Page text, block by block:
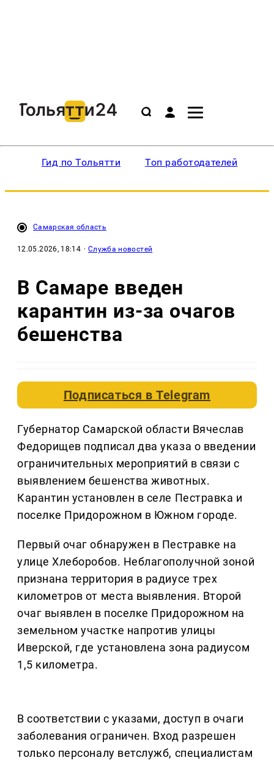
Гид по Тольятти Топ работодателей
Самарская область
12.05.2026, 18:14 · Служба новостей
В Самаре введен
карантин из-за очагов
бешенства
Подписаться вTelegram
Губернатор Самарской области Вячеслав
Федорищев подписал два указа о введении
ограничительных мероприятий в связи с
выявлением бешенства животных.
Карантин установлен в селе Пестравка и
поселке Придорожном в Южном городе.
Первый очаг обнаружен в Пестравке на
улице Хлеборобов. Неблагополучной зоной
признана территория в радиусе трех
километров от места выявления. Второй
очаг выявлен в поселке Придорожном на
земельном участке напротив улицы
Иверской, где установлена зона радиусом
1,5 километра.
В соответствии с указами, доступ в очаги
заболевания ограничен. Вход разрешен
только персоналу ветслужб, специалистам